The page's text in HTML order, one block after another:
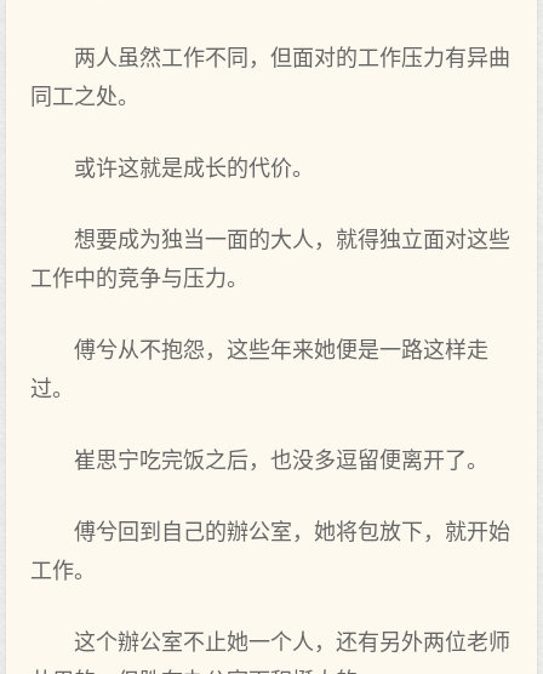
两人虽然工作不同，但面对的工作压力有异曲
同工之处。
或许这就是成长的代价。
想要成为独当一面的大人，就得独立面对这些
工作中的竞争与压力。
傅兮从不抱怨，这些年来她便是一路这样走
过。
崔思宁吃完饭之后，也没多逗留便离开了。
傅兮回到自己的辦公室，她将包放下，就开始
工作。
这个辦公室不止她一个人，还有另外两位老师